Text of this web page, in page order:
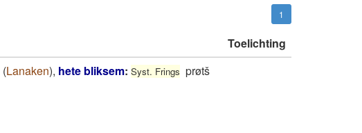
1
Toelichting
(Lanaken), hete bliksem: Syst. Frings prøtš